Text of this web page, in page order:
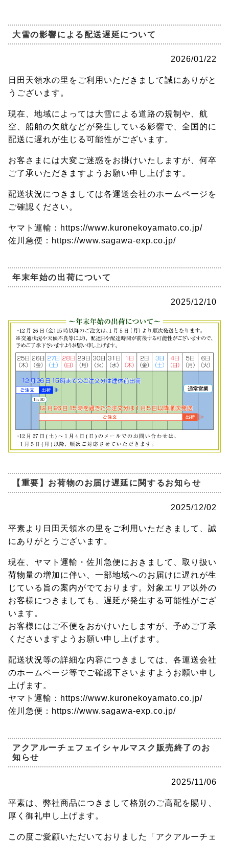
大雪の影響による配送遅延について
2026/01/22
日田天領水の里をご利用いただきまして誠にありがと
うございます。
現在、地域によっては大雪による道路の規制や、航
空、船舶の欠航などが発生している影響で、全国的に
配送に遅れが生じる可能性がございます。
お客さまには大変ご迷惑をお掛けいたしますが、何卒
ご了承いただきますようお願い申し上げます。
配送状況につきましては各運送会社のホームページを
ご確認ください。
ヤマト運輸：https://www.kuronekoyamato.co.jp/
佐川急便：https://www.sagawa-exp.co.jp/
年末年始の出荷について
2025/12/10
【重要】お荷物のお届け遅延に関するお知らせ
2025/12/02
平素より日田天領水の里をご利用いただきまして、誠
にありがとうございます。
現在、ヤマト運輸・佐川急便におきまして、取り扱い
荷物量の増加に伴い、一部地域へのお届けに遅れが生
じている旨の案内がでております。対象エリア以外の
お客様につきましても、遅延が発生する可能性がござ
います。
お客様にはご不便をおかけいたしますが、予めご了承
くださいますようお願い申し上げます。
配送状況等の詳細な内容につきましては、各運送会社
のホームページ等でご確認下さいますようお願い申し
上げます。
ヤマト運輸：https://www.kuronekoyamato.co.jp/
佐川急便：https://www.sagawa-exp.co.jp/
アクアルーチェフェイシャルマスク販売終了のお
知らせ
2025/11/06
平素は、弊社商品につきまして格別のご高配を賜り、
厚く御礼申し上げます。
この度ご愛顧いただいておりました「アクアルーチェ